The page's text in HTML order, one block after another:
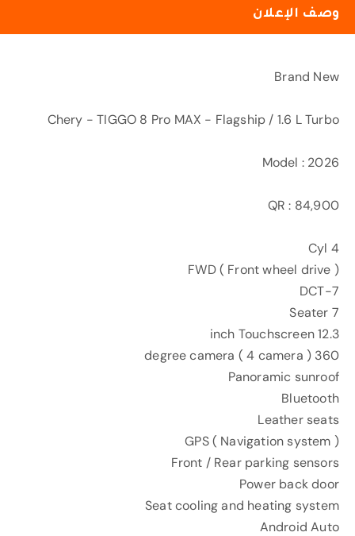
وصف الإعلان
Brand New
Chery - TIGGO 8 Pro MAX - Flagship / 1.6 L Turbo
Model : 2026
QR : 84,900
4 Cyl
FWD ( Front wheel drive )
7-DCT
7 Seater
12.3 inch Touchscreen
360 degree camera ( 4 camera )
Panoramic sunroof
Bluetooth
Leather seats
GPS ( Navigation system )
Front / Rear parking sensors
Power back door
Seat cooling and heating system
Android Auto